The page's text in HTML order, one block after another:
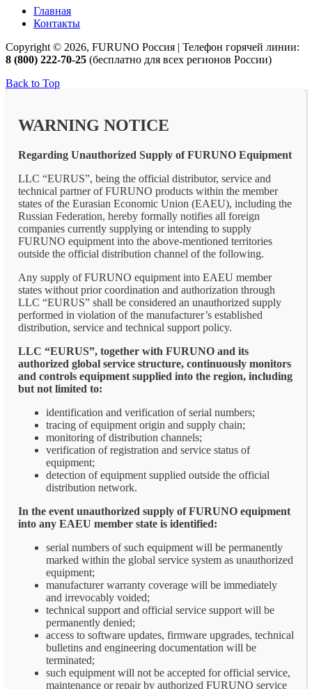
Главная
Контакты
Copyright © 2026, FURUNO Россия | Телефон горячей линии:
8 (800) 222-70-25 (бесплатно для всех регионов России)
Back to Top
WARNING NOTICE
Regarding Unauthorized Supply of FURUNO Equipment
LLC “EURUS”, being the official distributor, service and
technical partner of FURUNO products within the member
states of the Eurasian Economic Union (EAEU), including the
Russian Federation, hereby formally notifies all foreign
companies currently supplying or intending to supply
FURUNO equipment into the above-mentioned territories
outside the official distribution channel of the following.
Any supply of FURUNO equipment into EAEU member
states without prior coordination and authorization through
LLC “EURUS” shall be considered an unauthorized supply
performed in violation of the manufacturer’s established
distribution, service and technical support policy.
LLC “EURUS”, together with FURUNO and its
authorized global service structure, continuously monitors
and controls equipment supplied into the region, including
but not limited to:
identification and verification of serial numbers;
tracing of equipment origin and supply chain;
monitoring of distribution channels;
verification of registration and service status of
equipment;
detection of equipment supplied outside the official
distribution network.
In the event unauthorized supply of FURUNO equipment
into any EAEU member state is identified:
serial numbers of such equipment will be permanently
marked within the global service system as unauthorized
equipment;
manufacturer warranty coverage will be immediately
and irrevocably voided;
technical support and official service support will be
permanently denied;
access to software updates, firmware upgrades, technical
bulletins and engineering documentation will be
terminated;
such equipment will not be accepted for official service,
maintenance or repair by authorized FURUNO service